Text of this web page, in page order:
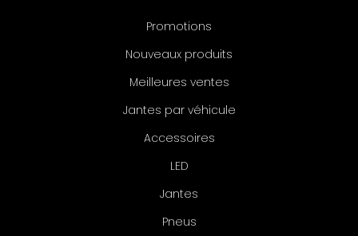
Promotions
Nouveaux produits
Meilleures ventes
Jantes par véhicule
Accessoires
LED
Jantes
Pneus